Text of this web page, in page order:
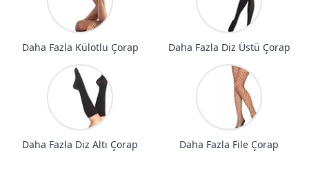
Daha Fazla Külotlu Çorap Daha Fazla Diz Üstü Çorap
Daha Fazla Diz Altı Çorap Daha Fazla File Çorap